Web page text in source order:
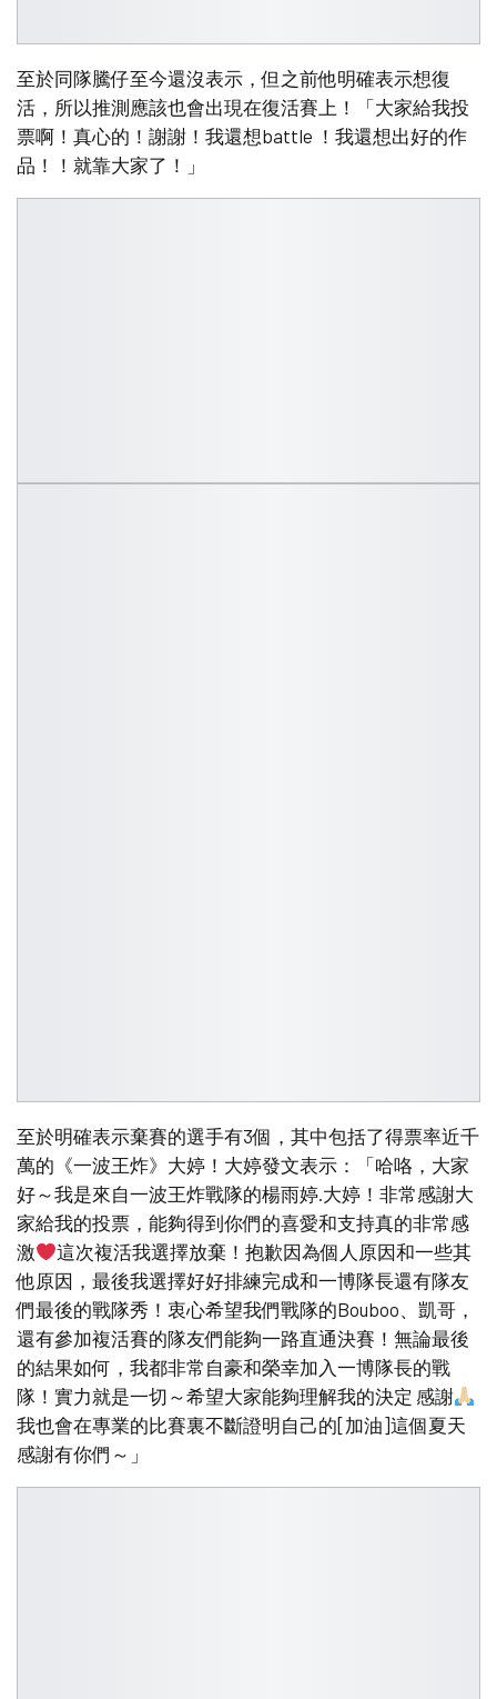
至於同隊騰仔至今還沒表示，但之前他明確表示想復
活，所以推測應該也會出現在復活賽上！「大家給我投
票啊！真心的！謝謝！我還想battle ！我還想出好的作
品！！就靠大家了！」
至於明確表示棄賽的選手有3個，其中包括了得票率近千
萬的《一波王炸》大婷！大婷發文表示：「哈咯，大家
好～我是來自一波王炸戰隊的楊雨婷.大婷！非常感謝大
家給我的投票，能夠得到你們的喜愛和支持真的非常感
激
這次複活我選擇放棄！抱歉因為個人原因和一些其
他原因，最後我選擇好好排練完成和一博隊長還有隊友
們最後的戰隊秀！衷心希望我們戰隊的Bouboo、凱哥，
還有參加複活賽的隊友們能夠一路直通決賽！無論最後
的結果如何，我都非常自豪和榮幸加入一博隊長的戰
隊！實力就是一切～希望大家能夠理解我的決定 感謝
我也會在專業的比賽裏不斷證明自己的[加油]這個夏天
感謝有你們～」